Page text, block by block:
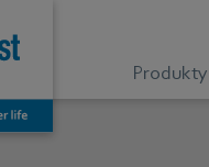
Produkty